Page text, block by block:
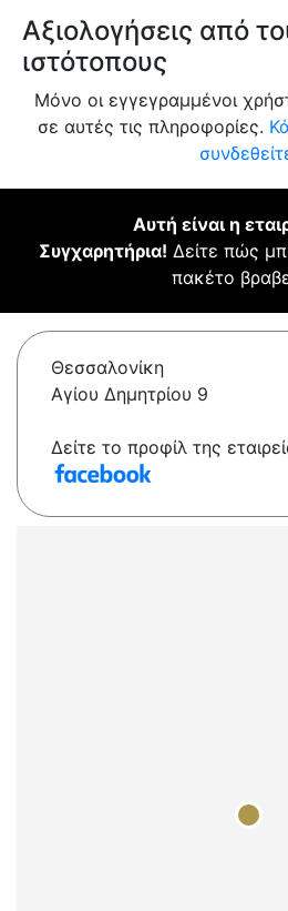
Αξιολογήσεις από
ιστότοπους
Μόνο οι εγγεγραμμένοι
σε αυτές τις πληροφορίες.
Αυτή είναι η
Συγχαρητήρια! Δείτε πώς
πακέτο
Θεσσαλονίκη
Αγίου Δημητρίου 9
Δείτε το προφίλ της